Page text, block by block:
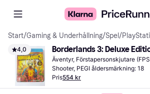
Start/Gaming & Underhållning/Spel /
4,0 Borderlands 3: Deluxe
Äventyr, Förstapersonskjutare
Shooter, PEGI åldersmärkning: 18
Pris554 kr